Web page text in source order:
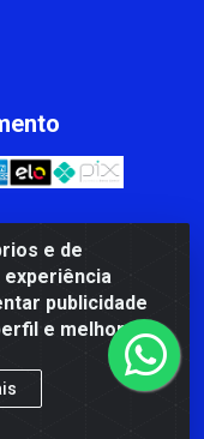
e de
publicidade
e melhorar a
Matriz - av Mauro
, Cachoeiro de
00.502.680/0001-41